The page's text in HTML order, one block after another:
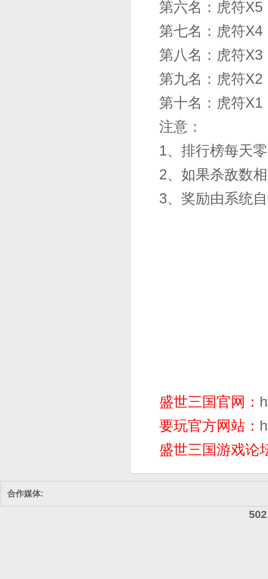
第六名：虎符X5
第七名：虎符X4
第八名：虎符X3
第九名：虎符X2
第十名：虎符X1
注意：
1、排行榜每天
2、如果杀敌数
3、奖励由系统
盛世三国官网：
要玩官方网站：
盛世三国游戏论
合作媒体: